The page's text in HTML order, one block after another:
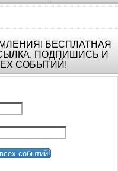
БЕСПЛАТНАЯ
ПОДПИШИСЬ И
СОБЫТИЙ!
событий!